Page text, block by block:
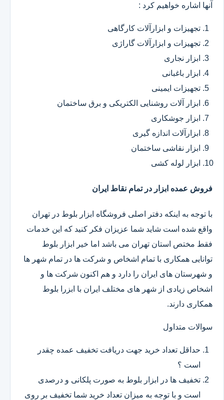
آنها اشاره خواهیم کرد :
تجهیزات و ابزارآلات کارگاهی
تجهیزات و ابزارآلات گاراژی
ابزار نجاری
ابزار باغبانی
تجهیزات ایمینی
ابزار آلات روشنایی الکتریکی و برق ساختمان
ابزار جوشکاری
ابزارآلات اندازه گیری
ابزار نقاشی ساختمان
ابزار لوله کشی
فروش عمده ابزار در تمام نقاط ایران
با توجه به اینکه دفتر اصلی فروشگاه ابزار بلوط در تهران
واقع شده است شاید شما عزیزان فکر کنید که این خدمات
فقط مختص استان تهران می باشد اما خیر ابزار بلوط
توانایی همکاری با تمام اشخاص و شرکت ها در تمام شهر ها
و شهرستان های ایران را دارد و هم اکنون شرکت ها و
اشخاص زیادی از شهر های مختلف ایران با ابزرا بلوط
همکاری دارند.
سوالات متداول
حداقل تعداد خرید جهت دریافت تخفیف عمده چقدر
است ؟
تخفیف ها در ابزار بلوط به صورت پلکانی و درصدی
است و با توجه به میزان تعداد خرید شما تخفیف بر روی